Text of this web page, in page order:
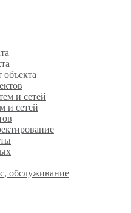
и сетей
и сетей
обслуживание